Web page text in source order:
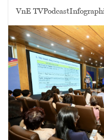
VnE TVPodcast